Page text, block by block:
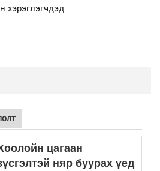
хэрэглэгчдэд
цагаан
няр буурах үед